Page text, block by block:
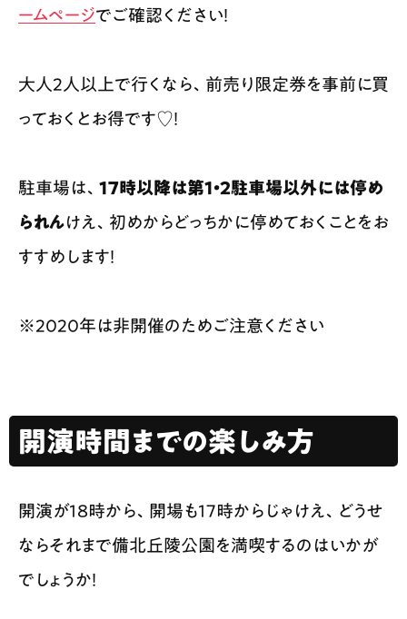
ームページでご確認ください！
大人2人以上で行くなら、前売り限定券を事前に買
っておくとお得です♡！
駐車場は、 17時以降は第1・2駐車場以外には停め
られんけえ、初めからどっちかに停めておくことをお
すすめします！
※2020年は非開催のためご注意ください
開演時間までの楽しみ方
開演が18時から、開場も17時からじゃけえ、どうせ
ならそれまで備北丘陵公園を満喫するのはいかが
でしょうか！